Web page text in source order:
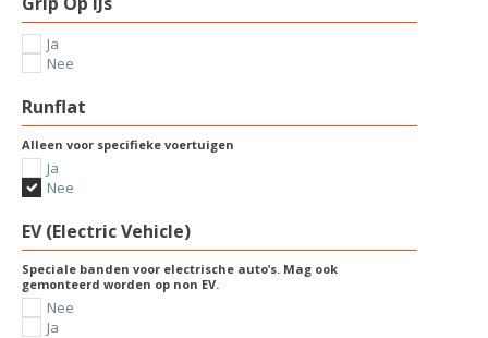
Ja
Nee
Runflat
Alleen voor specifieke voertuigen
Ja
Nee
EV (Electric Vehicle)
Speciale banden voor electrische auto’s. Mag ook
gemonteerd worden op non EV.
Nee
Ja